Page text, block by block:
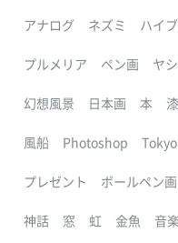
アナログ ネズミ ハイ
プルメリア ペン画 ヤ
幻想風景 日本画 本
風船 Photoshop Tokyo
プレゼント ボールペン画
神話 窓 虹 金魚 音楽